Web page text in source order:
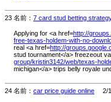
23 名前： 7 card stud betting
Applying for <a href=http://
free-texas-holdem-with-no-
real <a href=http://
stud tournament</a> freezeout
group/kristin3142/web/texas-
michigan</a> trips belly royale
24 名前： car price guide online 2/